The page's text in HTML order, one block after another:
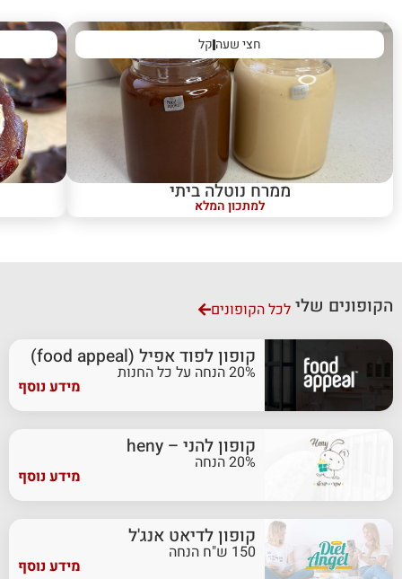
חצי שעהקל
ממרח נוטלה ביתי
למתכון המלא
הקופונים שלי לכל הקופונים
קופון לפוד אפיל (food appeal)
20% הנחה על כל החנות
מידע נוסף
קופון להני – heny
20% הנחה
מידע נוסף
קופון לדיאט אנג'ל
150 ש"ח הנחה
מידע נוסף